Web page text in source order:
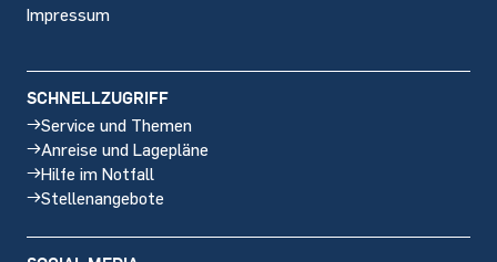
Impressum
SCHNELLZUGRIFF
Service und Themen
Anreise und Lagepläne
Hilfe im Notfall
Stellenangebote